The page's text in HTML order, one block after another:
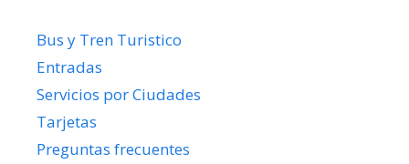
Bus y Tren Turistico
Entradas
Servicios por Ciudades
Tarjetas
Preguntas frecuentes